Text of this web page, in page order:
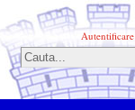
Autentificare